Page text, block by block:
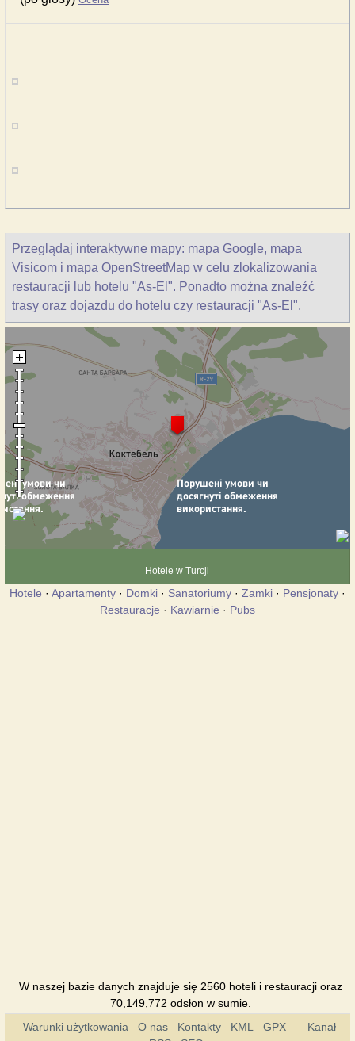
Przeglądaj interaktywne mapy: mapa Google, mapa
Visicom i mapa OpenStreetMap w celu zlokalizowania
restauracji lub hotelu "As-El". Ponadto można znaleźć
trasy oraz dojazdu do hotelu czy restauracji "As-El".
Hotele w Turcji
Hotele · Apartamenty · Domki · Sanatoriumy · Zamki · Pensjonaty ·
Restauracje · Kawiarnie · Pubs
W naszej bazie danych znajduje się 2560 hoteli i restauracji oraz
70,149,772 odsłon w sumie.
Warunki użytkowania
O nas Kontakty KML GPX
Kanał